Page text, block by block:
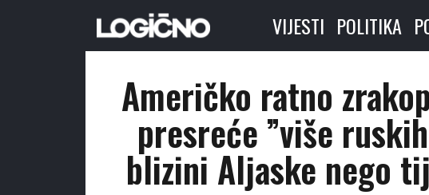
VIJESTI POLITIKA
Američko ratno
presreće ”više
blizini Aljaske nego